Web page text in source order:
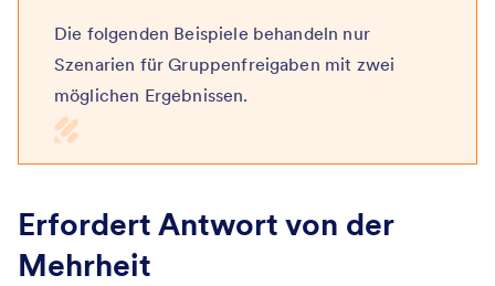
Die folgenden Beispiele behandeln nur
Szenarien für Gruppenfreigaben mit zwei
möglichen Ergebnissen.
Erfordert Antwort von der
Mehrheit